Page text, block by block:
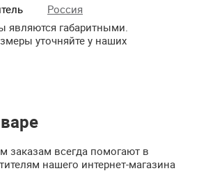
Россия
являются габаритными.
уточняйте у наших
заказам всегда помогают в
нашего интернет-магазина